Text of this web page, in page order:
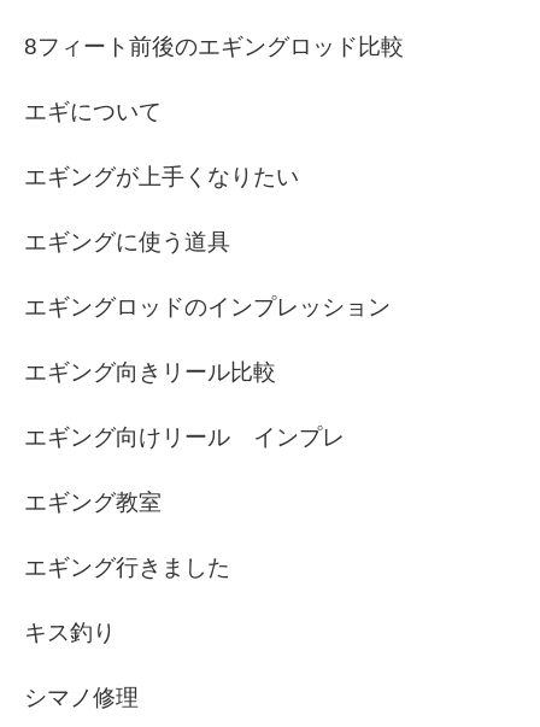
8フィート前後のエギングロッド比較
エギについて
エギングが上手くなりたい
エギングに使う道具
エギングロッドのインプレッション
エギング向きリール比較
エギング向けリール インプレ
エギング教室
エギング行きました
キス釣り
シマノ修理